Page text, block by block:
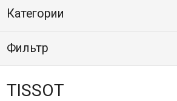
Категории
Фильтр
TISSOT